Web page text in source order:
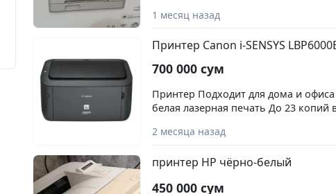
1 месяц назад
Принтер Сanon i-SENSYS
700 000 сум
Принтер Подходит для дома и
белая лазерная печать До 23 копий
35.9×24.9×19.8 см Б/у но состояние
2 месяца назад
принтер HP чёрно-белый
450 000 сум